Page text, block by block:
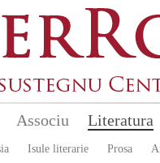
Associu Literatura
Isule literarie Prosa